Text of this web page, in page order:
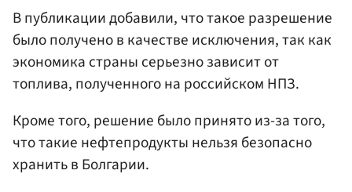
В публикации добавили, что такое разрешение
было получено в качестве исключения, так как
экономика страны серьезно зависит от
топлива, полученного на российском НПЗ.
Кроме того, решение было принято из-за того,
что такие нефтепродукты нельзя безопасно
хранить в Болгарии.